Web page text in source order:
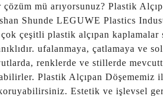
mü arıyorsunuz? Plastik
Shunde LEGUWE Plastics
çeşitli plastik alçıpan kaplamalar
ufalanmaya, çatlamaya ve
renklerde ve stillerde
Plastik Alçıpan Döşememiz
Estetik ve işlevsel